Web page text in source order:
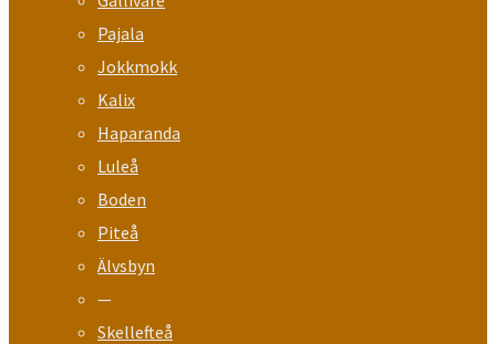
Pajala
Jokkmokk
Kalix
Haparanda
Luleå
Boden
Piteå
Älvsbyn
—
Skellefteå